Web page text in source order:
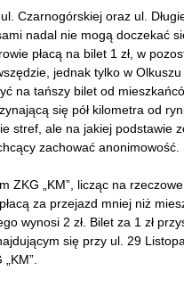
Czarnogórskiej oraz ul.
nadal nie mogą doczekać
płacą na bilet 1 zł, w
jednak tylko w
na tańszy bilet od
się pół kilometra od
stref, ale na jakiej podstawie
zachować anonimowość.
ZKG „KM”, licząc na
za przejazd mniej niż
wynosi 2 zł. Bilet za 1 zł
się przy ul. 29